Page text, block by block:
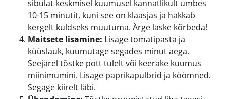
sibulat keskmisel kuumusel kannatlikult umbes
10-15 minutit, kuni see on klaasjas ja hakkab
kergelt kuldseks muutuma. Ärge laske kõrbeda!
Maitsete lisamine: Lisage tomatipasta ja
küüslauk, kuumutage segades minut aega.
Seejärel tõstke pott tulelt või keerake kuumus
miinimumini. Lisage paprikapulbrid ja köömned.
Segage kiirelt läbi.